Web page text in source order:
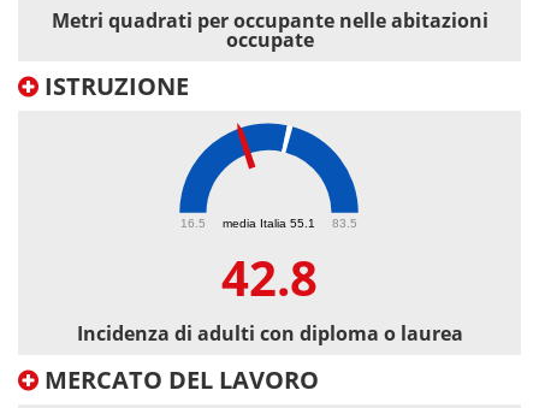
Metri quadrati per occupante nelle abitazioni
occupate
ISTRUZIONE
media Italia 55.1
16.5 83.5
42.8
Incidenza di adulti con diploma o laurea
MERCATO DEL LAVORO